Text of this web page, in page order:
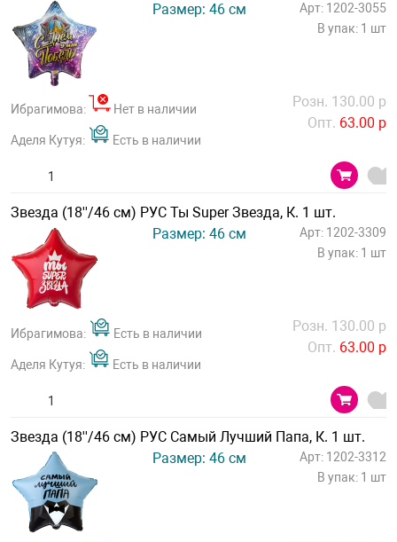
Размер: 46 см
Арт: 1202-3055
В упак: 1 шт
Ибрагимова: Нет в наличии
Аделя Кутуя: Есть в наличии
Розн. 130.00 р
Опт. 63.00 р
Звезда (18''/46 см) РУС Ты Super Звезда, К. 1 шт.
Размер: 46 см
Арт: 1202-3309
В упак: 1 шт
Ибрагимова: Есть в наличии
Аделя Кутуя: Есть в наличии
Розн. 130.00 р
Опт. 63.00 р
Звезда (18''/46 см) РУС Самый Лучший Папа, К. 1 шт.
Размер: 46 см
Арт: 1202-3312
В упак: 1 шт